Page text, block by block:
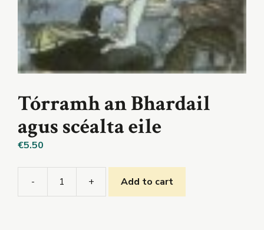
Tórramh an Bhardail
agus scéalta eile
€5.50
-
Tórramh
+ Add to cart